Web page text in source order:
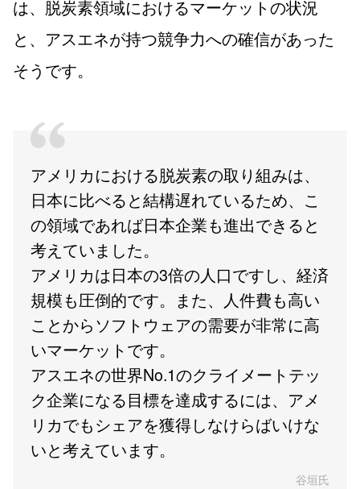
は、脱炭素領域におけるマーケットの状況
と、アスエネが持つ競争力への確信があった
そうです。
アメリカにおける脱炭素の取り組みは、
日本に比べると結構遅れているため、こ
の領域であれば日本企業も進出できると
考えていました。
アメリカは日本の3倍の人口ですし、経済
規模も圧倒的です。また、人件費も高い
ことからソフトウェアの需要が非常に高
いマーケットです。
アスエネの世界No.1のクライメートテッ
ク企業になる目標を達成するには、アメ
リカでもシェアを獲得しなけらばいけな
いと考えています。
谷垣氏